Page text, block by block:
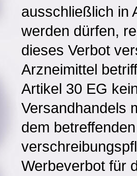
ausschließlich in
werden dürfen,
dieses Verbot
Arzneimittel
Artikel 30 EG
Versandhandels
dem
Werbeverbot für